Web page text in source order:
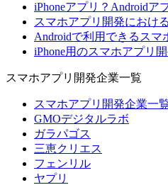
iPhoneアプリ？Androidア
スマホアプリ開発におけ
Androidで利用できるスマ
iPhone用のスマホアプリ
スマホアプリ開発企業一覧
スマホアプリ開発企業一
GMOデジタルラボ
ガラパゴス
三恵クリエス
フェンリル
ヤプリ